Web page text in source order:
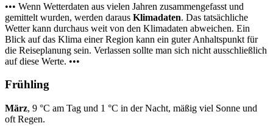
••• Wenn Wetterdaten aus vielen Jahren zusammengefasst und
gemittelt wurden, werden daraus Klimadaten. Das tatsächliche
Wetter kann durchaus weit von den Klimadaten abweichen. Ein
Blick auf das Klima einer Region kann ein guter Anhaltspunkt für
die Reiseplanung sein. Verlassen sollte man sich nicht ausschließlich
auf diese Werte. •••
Frühling
März, 9 °C am Tag und 1 °C in der Nacht, mäßig viel Sonne und
oft Regen.